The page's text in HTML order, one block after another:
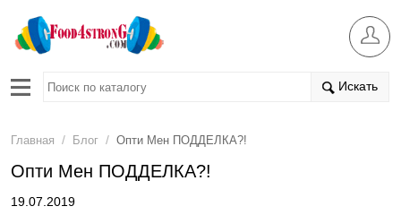
Искать
Главная / Блог / Опти Мен ПОДДЕЛКА?!
Опти Мен ПОДДЕЛКА?!
19.07.2019